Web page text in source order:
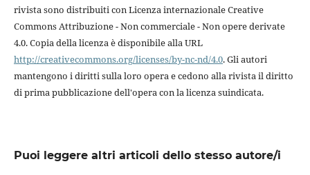
rivista sono distribuiti con Licenza internazionale Creative
Commons Attribuzione - Non commerciale - Non opere derivate
4.0. Copia della licenza è disponibile alla URL
http://creativecommons.org/licenses/by-nc-nd/4.0. Gli autori
mantengono i diritti sulla loro opera e cedono alla rivista il diritto
di prima pubblicazione dell'opera con la licenza suindicata.
Puoi leggere altri articoli dello stesso autore/i